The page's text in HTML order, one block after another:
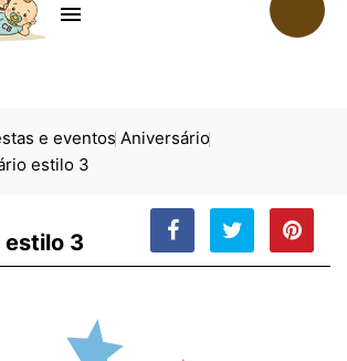

e eventos Aniversário
estilo 3
3